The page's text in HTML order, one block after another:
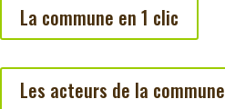
La commune en 1 clic
Les acteurs de la commune